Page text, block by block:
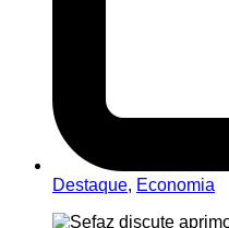
Destaque, Economia